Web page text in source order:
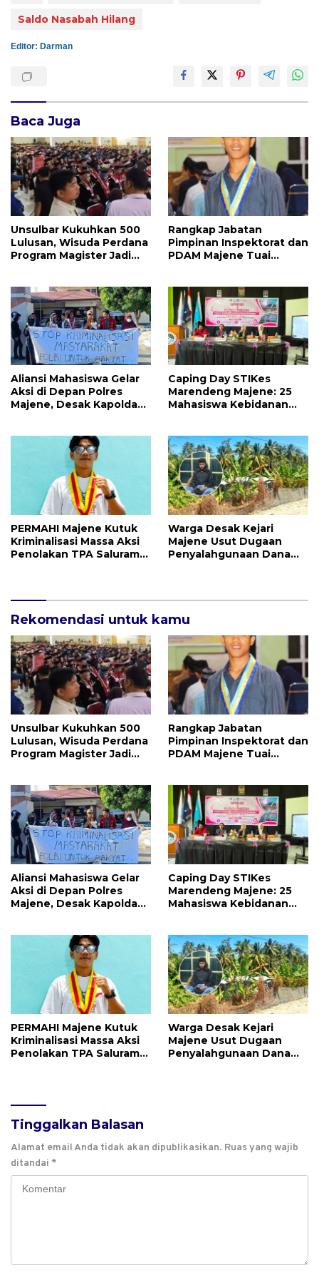
Saldo Nasabah Hilang
Editor: Darman
Baca Juga
Unsulbar Kukuhkan 500
Lulusan, Wisuda Perdana
Program Magister Jadi
Rangkap Jabatan
Pimpinan Inspektorat dan
PDAM Majene Tuai
Independensi
Pengawasan
Aliansi Mahasiswa Gelar
Aksi di Depan Polres
Majene, Desak Kapolda
Caping Day STIKes
Marendeng Majene: 25
Mahasiswa Kebidanan
PERMAHI Majene Kutuk
Kriminalisasi Massa Aksi
Penolakan TPA Saluramo,
Warga Desak Kejari
Majene Usut Dugaan
Penyalahgunaan Dana
Rekomendasi untuk kamu
Unsulbar Kukuhkan 500
Lulusan, Wisuda Perdana
Program Magister Jadi
Rangkap Jabatan
Pimpinan Inspektorat dan
PDAM Majene Tuai
Independensi
Pengawasan
Aliansi Mahasiswa Gelar
Aksi di Depan Polres
Majene, Desak Kapolda
Caping Day STIKes
Marendeng Majene: 25
Mahasiswa Kebidanan
PERMAHI Majene Kutuk
Kriminalisasi Massa Aksi
Penolakan TPA Saluramo,
Warga Desak Kejari
Majene Usut Dugaan
Penyalahgunaan Dana
Tinggalkan Balasan
Alamat email Anda tidak akan dipublikasikan. Ruas yang wajib
ditandai *